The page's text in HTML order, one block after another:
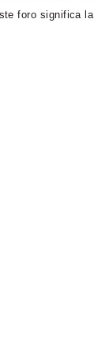
foro significa